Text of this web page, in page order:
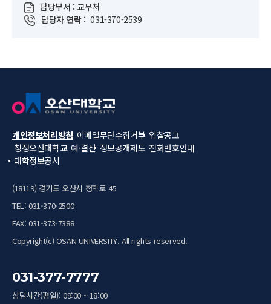
담당부서 : 교무처
담당자 연락 : 031-370-2539
개인정보처리방침 이메일무단수집거부 입찰공고
청정오산대학교 예·결산 정보공개제도 전화번호안내
대학정보공시
(18119) 경기도 오산시 청학로 45
TEL: 031-370-2500
FAX: 031-373-7388
Copyright(c) OSAN UNIVERSITY. All rights reserved.
031-377-7777
상담시간(평일): 09:00 ~ 18:00